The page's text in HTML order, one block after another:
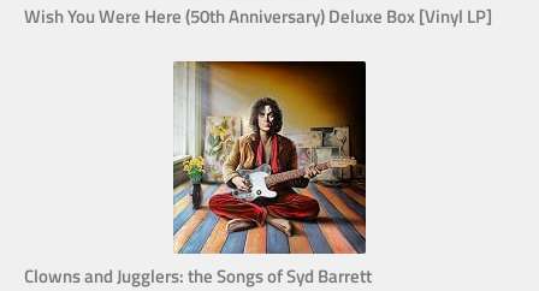
Wish You Were Here (50th Anniversary) Deluxe Box [Vinyl LP]
Clowns and Jugglers: the Songs of Syd Barrett